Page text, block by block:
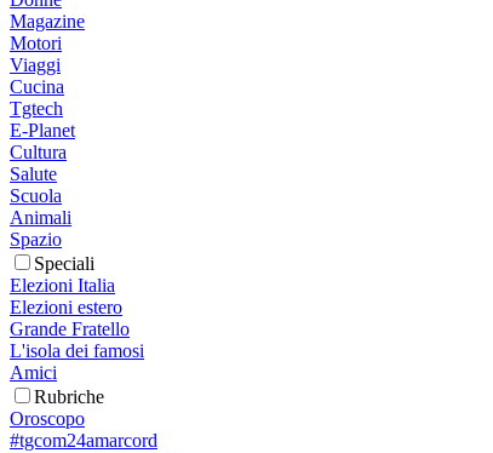
Magazine
Motori
Viaggi
Cucina
Tgtech
E-Planet
Cultura
Salute
Scuola
Animali
Spazio
Speciali
Elezioni Italia
Elezioni estero
Grande Fratello
L'isola dei famosi
Amici
Rubriche
Oroscopo
#tgcom24amarcord